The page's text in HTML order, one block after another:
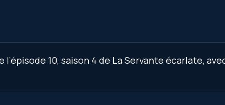
10, saison 4 de La Servante écarlate,